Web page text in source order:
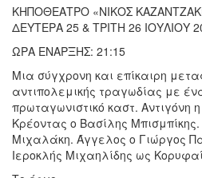
ΚΗΠΟΘΕΑΤΡΟ «ΝΙΚΟΣ
ΔΕΥΤΕΡΑ 25 & ΤΡΙΤΗ 26 ΙΟΥΛΙΟΥ
ΩΡΑ ΕΝΑΡΞΗΣ: 21:15
Μια σύγχρονη και επίκαιρη
αντιπολεμικής τραγωδίας με
πρωταγωνιστικό καστ. Αντιγόνη
Κρέοντας ο Βασίλης
Μιχαλάκη. Άγγελος ο Γιώργος
Ιεροκλής Μιχαηλίδης ως